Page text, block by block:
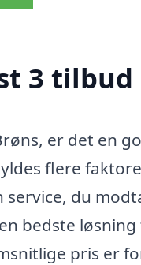
3 tilbud
er det en
flere
du
bedste
pris er